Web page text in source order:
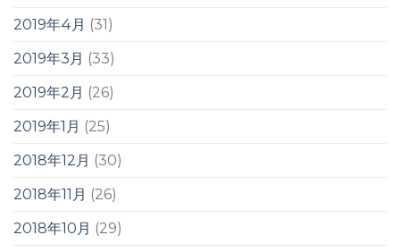
2019年4月 (31)
2019年3月 (33)
2019年2月 (26)
2019年1月 (25)
2018年12月 (30)
2018年11月 (26)
2018年10月 (29)